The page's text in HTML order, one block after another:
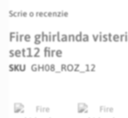
to
beginning
of
the
Scrie o recenzie
Fire ghirlanda
set12 fire
SKU GH08_ROZ_12